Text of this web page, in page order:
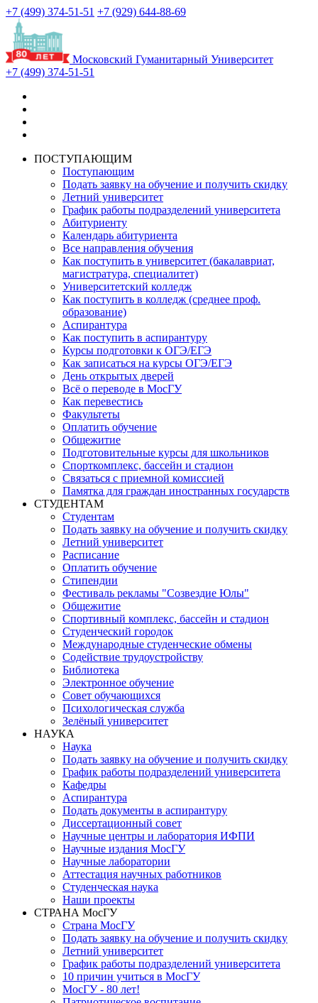
+7 (499) 374-51-51 +7 (929) 644-88-69
Московский Гуманитарный Университет
+7 (499) 374-51-51
ПОСТУПАЮЩИМ
Поступающим
Подать заявку на обучение и получить скидку
Летний университет
График работы подразделений университета
Абитуриенту
Календарь абитуриента
Все направления обучения
Как поступить в университет (бакалавриат,
магистратура, специалитет)
Университетский колледж
Как поступить в колледж (среднее проф.
образование)
Аспирантура
Как поступить в аспирантуру
Курсы подготовки к ОГЭ/ЕГЭ
Как записаться на курсы ОГЭ/ЕГЭ
День открытых дверей
Всё о переводе в МосГУ
Как перевестись
Факультеты
Оплатить обучение
Общежитие
Подготовительные курсы для школьников
Спорткомплекс, бассейн и стадион
Связаться с приемной комиссией
Памятка для граждан иностранных государств
СТУДЕНТАМ
Студентам
Подать заявку на обучение и получить скидку
Летний университет
Расписание
Оплатить обучение
Стипендии
Фестиваль рекламы "Созвездие Юлы"
Общежитие
Спортивный комплекс, бассейн и стадион
Студенческий городок
Международные студенческие обмены
Содействие трудоустройству
Библиотека
Электронное обучение
Совет обучающихся
Психологическая служба
Зелёный университет
НАУКА
Наука
Подать заявку на обучение и получить скидку
График работы подразделений университета
Кафедры
Аспирантура
Подать документы в аспирантуру
Диссертационный совет
Научные центры и лаборатория ИФПИ
Научные издания МосГУ
Научные лаборатории
Аттестация научных работников
Студенческая наука
Наши проекты
СТРАНА МосГУ
Страна МосГУ
Подать заявку на обучение и получить скидку
Летний университет
График работы подразделений университета
10 причин учиться в МосГУ
МосГУ - 80 лет!